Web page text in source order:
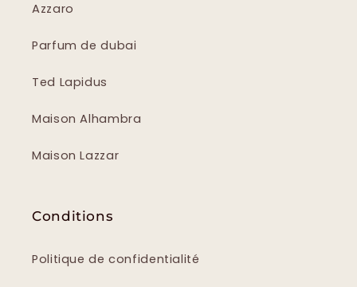
Azzaro
Parfum de dubai
Ted Lapidus
Maison Alhambra
Maison Lazzar
Conditions
Politique de confidentialité